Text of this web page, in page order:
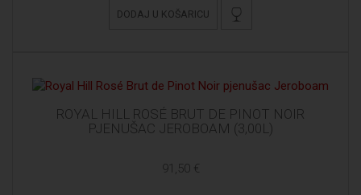
DODAJ U KOŠARICU
ROYAL HILL ROSÉ BRUT DE PINOT NOIR
PJENUŠAC JEROBOAM (3,00L)
91,50 €